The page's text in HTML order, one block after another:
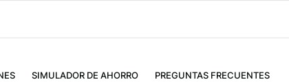
SIMULADOR DE AHORRO PREGUNTAS FRECUENTES